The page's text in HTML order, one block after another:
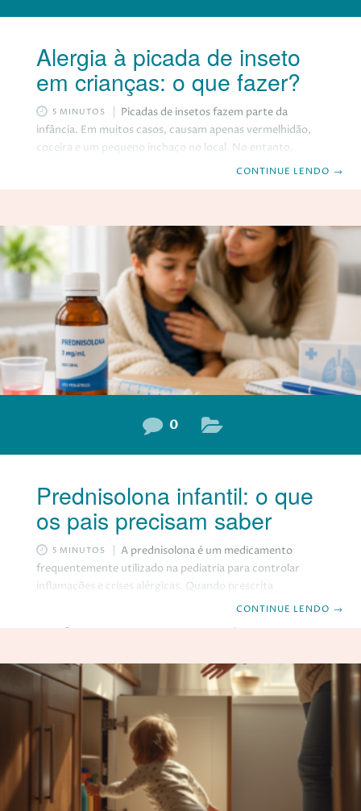
Alergia à picada de inseto
em crianças: o que fazer?
5 MINUTOS
Picadas de insetos fazem parte da
infância. Em muitos casos, causam apenas vermelhidão,
coceira e um pequeno inchaço no local. No entanto,
algumas crianças apresentam reações mais intensas, o
avaliação médica. Saber reconhecer esses sinais ajuda a
agir com segurança. Atenção: estamos falando de insetos
que não injetam veneno. Venenos de abelha, marimbondo
e formiga lava
CONTINUE LENDO →
0
Prednisolona infantil: o que
os pais precisam saber
5 MINUTOS
A prednisolona é um medicamento
frequentemente utilizado na pediatria para controlar
inflamações e crises alérgicas. Quando prescrita
corretamente e utilizada pelo tempo adequado, costuma
quando é preciso ter mais atenção? O que é a
prednisolona? A prednisolona pertence ao grupo dos
corticosteroides, medicamentos capazes de reduzir
inflamações e controlar respostas exageradas do sistema
imunológico. Por
CONTINUE LENDO →